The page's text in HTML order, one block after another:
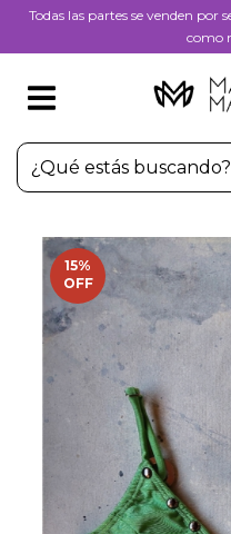
Todas las partes se venden
como
15%
OFF